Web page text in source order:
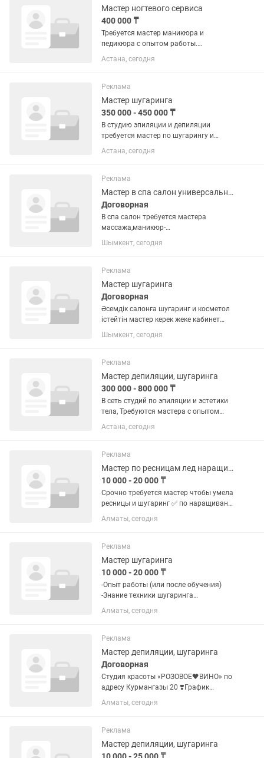
Мастер ногтевого сервиса
400 000 ₸
Требуется мастер маникюра и
педикюра с опытом работы.
Дополнительно приветствуется
навыки шугаринга, наращивание
наработанная клиентская база.
Астана, сегодня
Реклама
Мастер шугаринга
350 000 - 450 000 ₸
В студию эпиляции и депиляции
требуется мастер по шугарингу и
воску( с опытом) Возраст 22-35.
Общительная. Ежедневная оплата Так
эпиляции, на лазер обучаем сами.
Астана, сегодня
Реклама
Мастер в спа салон универсальный
Договорная
В спа салон требуется мастера
массажа,маникюр-
педикюра,шугаринг,косметолог,японск
Шымкент, сегодня
Реклама
Мастер шугаринга
Договорная
Әсемдік салонға шугаринг и косметол
істейтін мастер керек жеке кабинет
беріледі
Шымкент, сегодня
Реклама
Мастер депиляции, шугаринга
300 000 - 800 000 ₸
В сеть студий по эпиляции и эстетики
тела, Требуются мастера с опытом
работы от 1 года. Требования: - Опыт
от 1 года и выше, или большое
Порядочность,...
Астана, сегодня
Реклама
Мастер по ресницам лед наращивание
10 000 - 20 000 ₸
Срочно требуется мастер чтобы умела
ресницы и шугаринг ✅ по наращивание
ресницам + шугаринг с опытом работы
минимум 2 года чтобы работала без
Алматы, сегодня
Реклама
Мастер шугаринга
10 000 - 20 000 ₸
-Опыт работы (или после обучения)
-Знание техники шугаринга
(мануальная ) -Аккуратность и
соблюдение санитарных норм -Умение
-Ответственность и...
Алматы, сегодня
Реклама
Мастер депиляции, шугаринга
Договорная
Студия красоты «РОЗОВОЕ🖤ВИНО» по
адресу Курмангазы 20 ❣️График
работы 2/2. ❣️Опыт работы в салоне
обязателен ❣️Приветствуется желание
лазерной эпиляции и...
Алматы, сегодня
Реклама
Мастер депиляции, шугаринга